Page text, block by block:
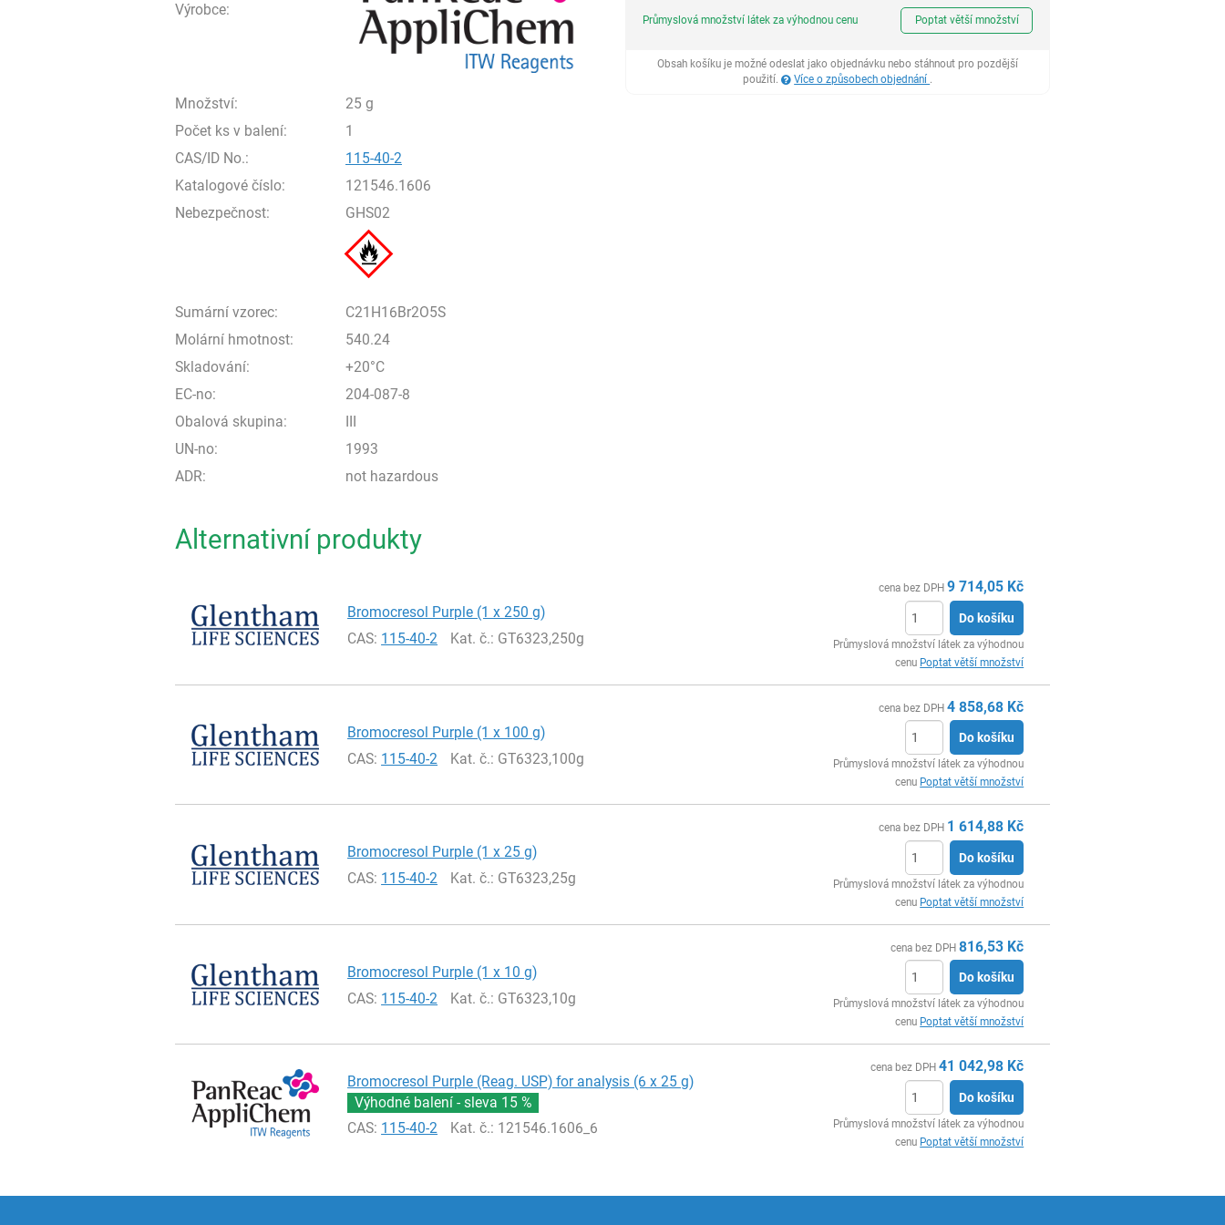
Výrobce:
Množství:
25 g
Počet ks v balení:
1
CAS/ID No.:
115-40-2
Katalogové číslo:
121546.1606
Nebezpečnost:
GHS02
Sumární vzorec:
C21H16Br2O5S
Molární hmotnost:
540.24
Skladování:
+20°C
EC-no:
204-087-8
Obalová skupina:
III
UN-no:
1993
ADR:
not hazardous
Průmyslová množství látek za výhodnou cenu Poptat větší množství
Obsah košíku je možné odeslat jako objednávku nebo stáhnout pro pozdější
použití.
Více o způsobech objednání .
Alternativní produkty
Bromocresol Purple (1 x 250 g)
CAS: 115-40-2 Kat. č.: GT6323,250g
cena bez DPH 9 714,05 Kč
Do košíku
Průmyslová množství látek za výhodnou
cenu Poptat větší množství
Bromocresol Purple (1 x 100 g)
CAS: 115-40-2 Kat. č.: GT6323,100g
cena bez DPH 4 858,68 Kč
Do košíku
Průmyslová množství látek za výhodnou
cenu Poptat větší množství
Bromocresol Purple (1 x 25 g)
CAS: 115-40-2 Kat. č.: GT6323,25g
cena bez DPH 1 614,88 Kč
Do košíku
Průmyslová množství látek za výhodnou
cenu Poptat větší množství
Bromocresol Purple (1 x 10 g)
CAS: 115-40-2 Kat. č.: GT6323,10g
cena bez DPH 816,53 Kč
Do košíku
Průmyslová množství látek za výhodnou
cenu Poptat větší množství
Bromocresol Purple (Reag. USP) for analysis (6 x 25 g)
Výhodné balení - sleva 15 %
CAS: 115-40-2 Kat. č.: 121546.1606_6
cena bez DPH 41 042,98 Kč
Do košíku
Průmyslová množství látek za výhodnou
cenu Poptat větší množství